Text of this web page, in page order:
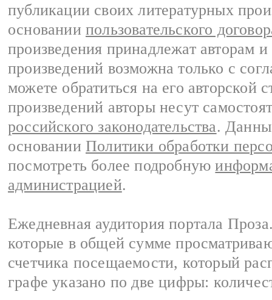
публикации своих литературных
основании пользовательского
произведения принадлежат авторам
произведений возможна только с
можете обратиться на его авторской
произведений авторы несут
российского законодательства.
основании Политики обработки
посмотреть более подробную
администрацией.
Ежедневная аудитория портала
которые в общей сумме
счетчика посещаемости, который
графе указано по две цифры: